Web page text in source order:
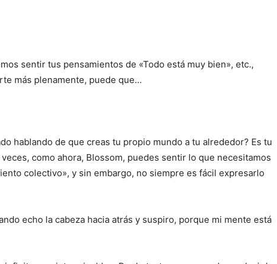
sentir tus pensamientos de «Todo está muy bien», etc.,
más plenamente, puede que…
hablando de que creas tu propio mundo a tu alrededor? Es tu
como ahora, Blossom, puedes sentir lo que necesitamos
colectivo», y sin embargo, no siempre es fácil expresarlo
echo la cabeza hacia atrás y suspiro, porque mi mente está